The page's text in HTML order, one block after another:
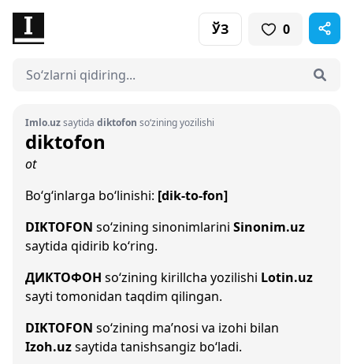
ЎЗ 0
Imlo.uzsaytida diktofon so‘zining yozilishi
diktofon
ot
Bo‘g‘inlarga bo‘linishi: [dik-to-fon]
DIKTOFON so‘zining sinonimlarini Sinonim.uz
saytida qidirib ko‘ring.
ДИКТОФОН so‘zining kirillcha yozilishi Lotin.uz
sayti tomonidan taqdim qilingan.
DIKTOFON so‘zining ma’nosi va izohi bilan
Izoh.uzsaytida tanishsangiz bo‘ladi.